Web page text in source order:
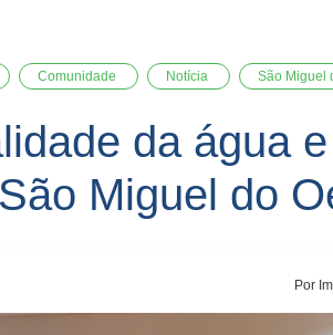
Comunidade Notícia São Miguel
da água
Miguel do
Por